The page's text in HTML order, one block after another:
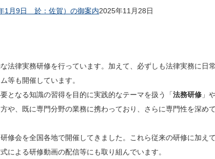
1月9日 於：佐賀）の御案内2025年11月28日
律実務研修を行っています。加えて、必ずしも法律実務に日
等も開催しています。
となる知識の習得を目的に実践的なテーマを扱う「法務研修 」
や、既に専門分野の業務に携わっており、さらに専門性を深め
会を全国各地で開催してきました。これら従来の研修に加え
による研修動画の配信等にも取り組んでいます。